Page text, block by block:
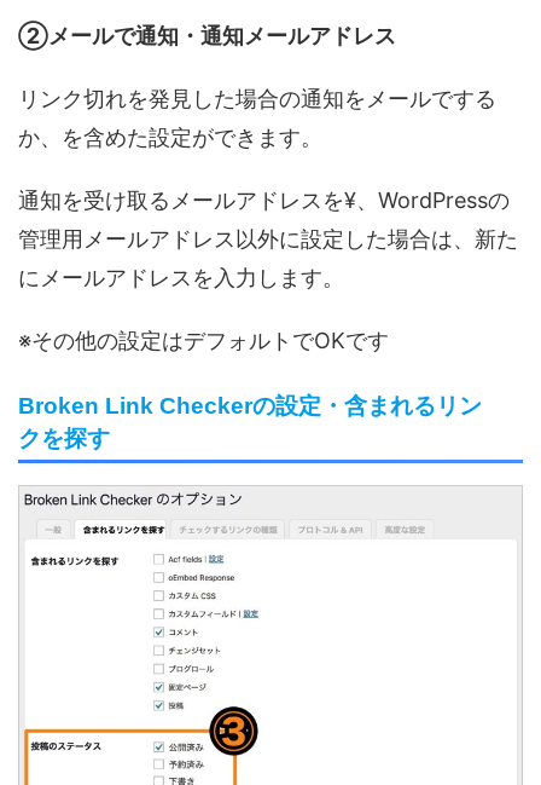
②メールで通知・通知メールアドレス
リンク切れを発見した場合の通知をメールでする
か、を含めた設定ができます。
通知を受け取るメールアドレスを¥、WordPressの
管理用メールアドレス以外に設定した場合は、新た
にメールアドレスを入力します。
※その他の設定はデフォルトでOKです
Broken Link Checkerの設定・含まれるリン
クを探す